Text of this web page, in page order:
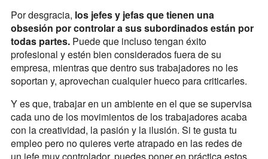
Por desgracia, los jefes y jefas que tienen una
obsesión por controlar a sus subordinados están por
todas partes.Puede que incluso tengan éxito
profesional y estén bien considerados fuera de su
empresa, mientras que dentro sus trabajadores no les
soportan y, aprovechan cualquier hueco para criticarles.
Y es que, trabajar en un ambiente en el que se supervisa
cada uno de los movimientos de los trabajadores acaba
con la creatividad, la pasión y la ilusión. Si te gusta tu
empleo pero no quieres verte atrapado en las redes de
un jefe muy controlador, puedes poner en práctica estos